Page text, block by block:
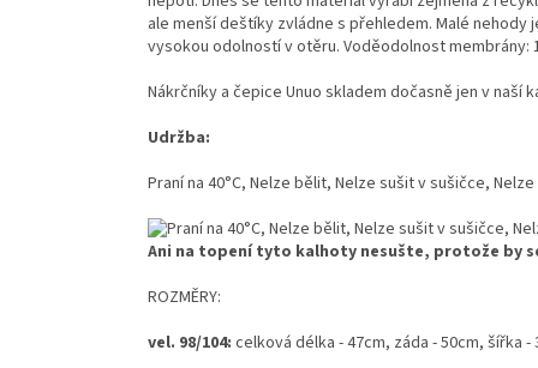
ale menší deštíky zvládne s přehledem. Malé
vysokou odolností v otěru. Voděodolnost membrány:
Nákrčníky a čepice Unuo skladem dočasně jen v naší
Udržba:
Praní na 40°C, Nelze bělit, Nelze sušit v sušičce,
Ani na topení tyto kalhoty nesušte, protože by
ROZMĚRY:
vel. 98/104: celková délka -47cm, záda - 50cm, šířka -